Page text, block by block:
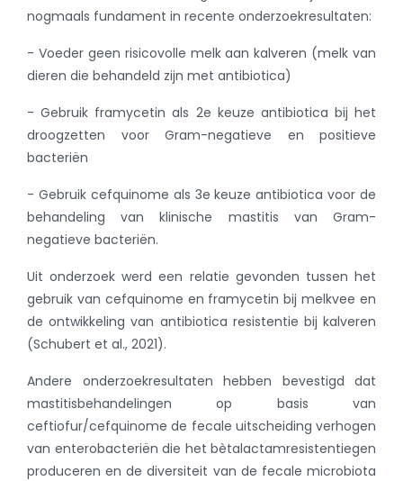
nogmaals fundament in recente onderzoekresultaten:
- Voeder geen risicovolle melk aan kalveren (melk van
dieren die behandeld zijn met antibiotica)
- Gebruik framycetin als 2e keuze antibiotica bij het
droogzetten voor Gram-negatieve en positieve
bacteriën
- Gebruik cefquinome als 3e keuze antibiotica voor de
behandeling van klinische mastitis van Gram-
negatieve bacteriën.
Uit onderzoek werd een relatie gevonden tussen het
gebruik van cefquinome en framycetin bij melkvee en
de ontwikkeling van antibiotica resistentie bij kalveren
(Schubert et al., 2021).
Andere onderzoekresultaten hebben bevestigd dat
mastitisbehandelingen op basis van
ceftiofur/cefquinome de fecale uitscheiding verhogen
van enterobacteriën die het bètalactamresistentiegen
produceren en de diversiteit van de fecale microbiota